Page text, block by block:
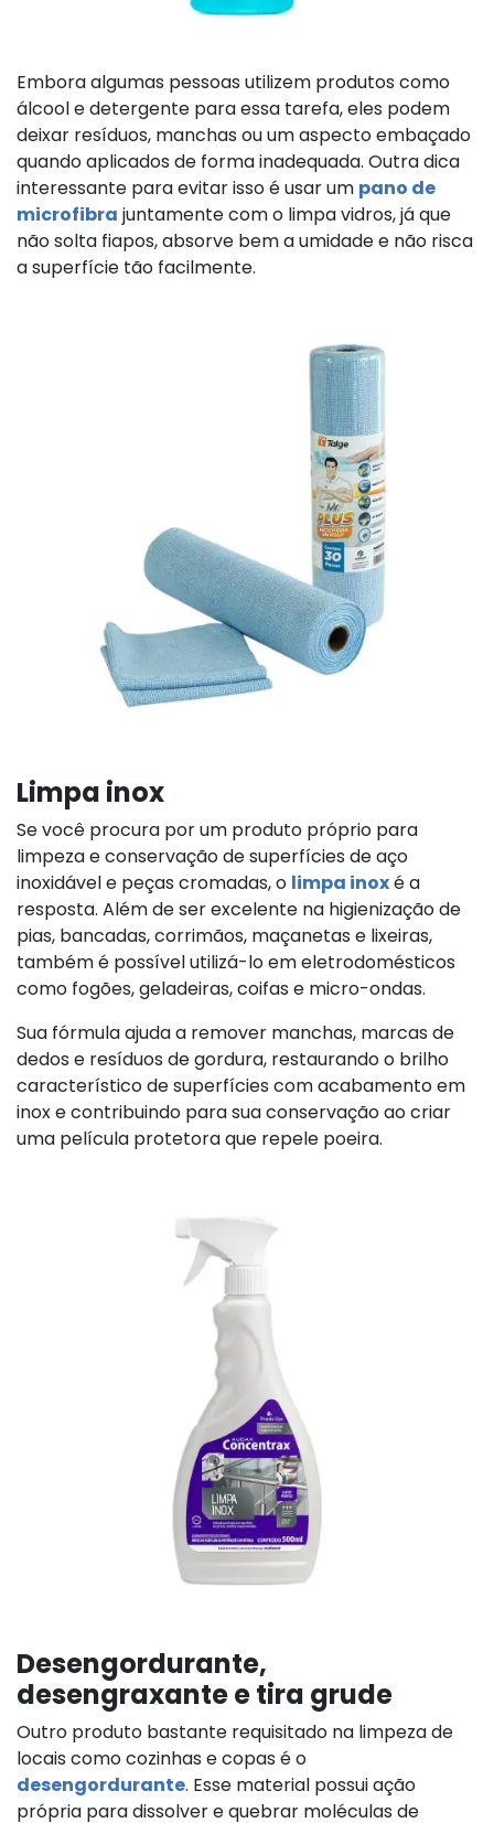
Embora algumas pessoas utilizem produtos como
álcool e detergente para essa tarefa, eles podem
deixar resíduos, manchas ou um aspecto embaçado
quando aplicados de forma inadequada. Outra dica
interessante para evitar isso é usar um pano de
microfibra juntamente com o limpa vidros, já que
não solta fiapos, absorve bem a umidade e não risca
a superfície tão facilmente.
Limpa inox
Se você procura por um produto próprio para
limpeza e conservação de superfícies de aço
inoxidável e peças cromadas, o limpa inoxé a
resposta. Além de ser excelente na higienização de
pias, bancadas, corrimãos, maçanetas e lixeiras,
também é possível utilizá-lo em eletrodomésticos
como fogões, geladeiras, coifas e micro-ondas.
Sua fórmula ajuda a remover manchas, marcas de
dedos e resíduos de gordura, restaurando o brilho
característico de superfícies com acabamento em
inox e contribuindo para sua conservação ao criar
uma película protetora que repele poeira.
Desengordurante,
desengraxante e tira grude
Outro produto bastante requisitado na limpeza de
locais como cozinhas e copas é o
desengordurante. Esse material possui ação
própria para dissolver e quebrar moléculas de